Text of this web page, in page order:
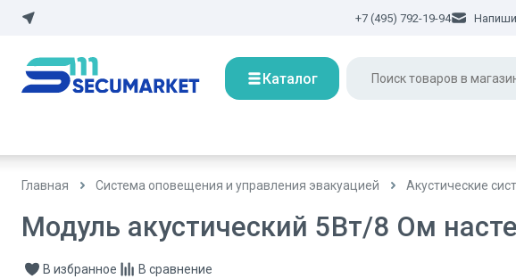
+7 (495) 792-19-94
Каталог
Главная Система оповещения и управления эвакуацией Акустические
Модуль акустический 5Вт/8 Ом
В избранное В сравнение